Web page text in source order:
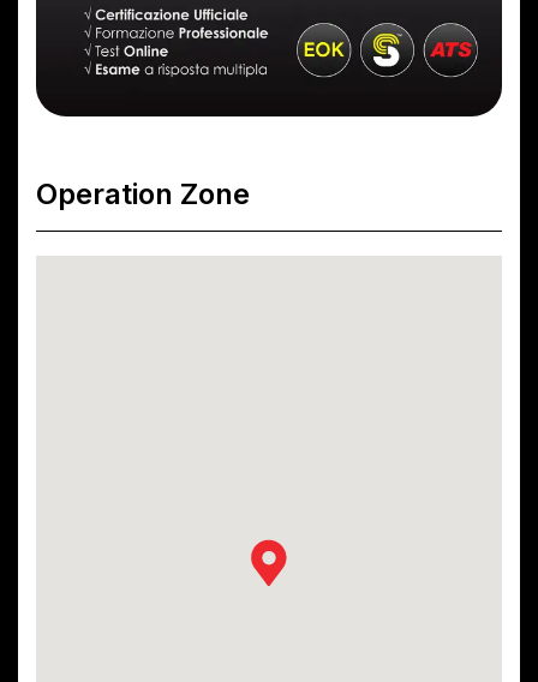
Operation Zone